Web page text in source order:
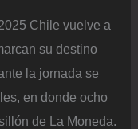
Chile vuelve a
su destino
la jornada se
en donde ocho
de La Moneda.